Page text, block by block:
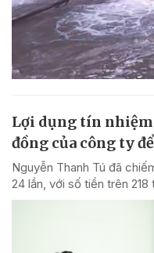
Lợi dụng tín
đồng của công ty
Nguyễn Thanh Tú đã
24 lần, với số tiền trên